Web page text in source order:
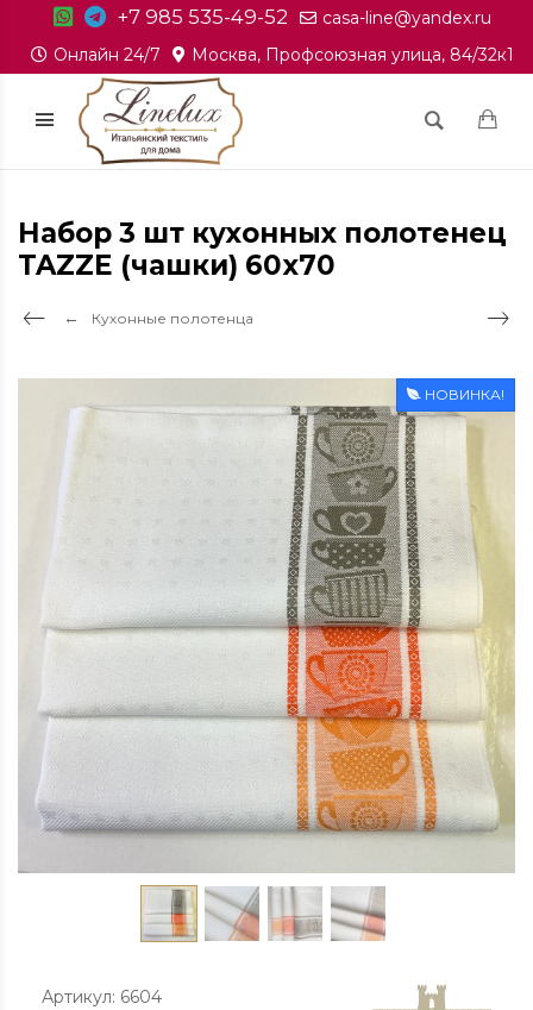
+7 985 535-49-52
casa-line@yandex.ru
Онлайн 24/7
Москва, Профсоюзная улица, 84/32к1
Набор 3 шт кухонных полотенец
TAZZE (чашки) 60x70
Кухонные полотенца
НОВИНКА!
Артикул: 6604